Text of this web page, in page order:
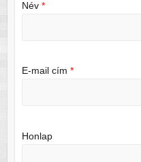
Név *
E-mail cím *
Honlap